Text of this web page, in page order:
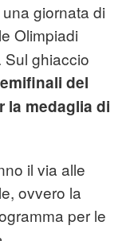
giornata di
Olimpiadi
Sul ghiaccio
del
la medaglia di
il via alle
ovvero la
per le